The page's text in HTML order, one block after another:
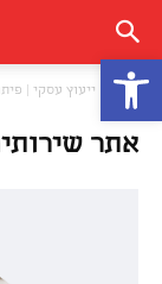
פתח
ייעוץ עסקי |
אתר